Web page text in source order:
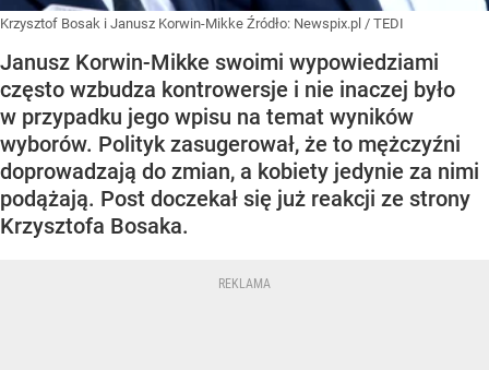
Krzysztof Bosak i Janusz Korwin-Mikke Źródło: Newspix.pl / TEDI
Janusz Korwin-Mikke swoimi wypowiedziami
często wzbudza kontrowersje i nie inaczej było
w przypadku jego wpisu na temat wyników
wyborów. Polityk zasugerował, że to mężczyźni
doprowadzają do zmian, a kobiety jedynie za nimi
podążają. Post doczekał się już reakcji ze strony
Krzysztofa Bosaka.